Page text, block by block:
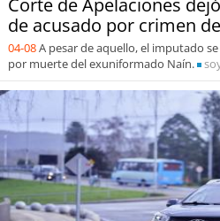
Corte de Apelaciones
de acusado por crimen
04-08A pesar de aquello, el imputado
por muerte del exuniformado Naín.